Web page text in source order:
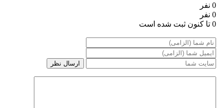
0 نفر
0 نفر
0 تا کنون ثبت شده است